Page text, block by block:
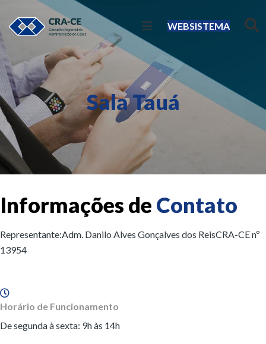
WEBSISTEMA
Sala Tauá
Informações de Contato
Representante:Adm. Danilo Alves Gonçalves dos ReisCRA-CE nº
13954
Horário de Funcionamento
De segunda à sexta: 9h às 14h